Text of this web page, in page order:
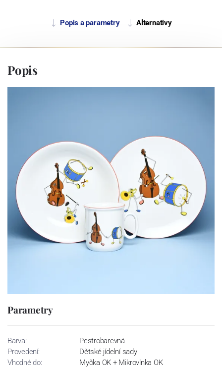
Popis a parametry Alternativy
Popis
Parametry
Barva:
Pestrobarevná
Provedení:
Dětské jídelní sady
Vhodné do:
Myčka OK + Mikrovlnka OK